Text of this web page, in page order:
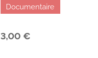
Documentaire
3,00 €